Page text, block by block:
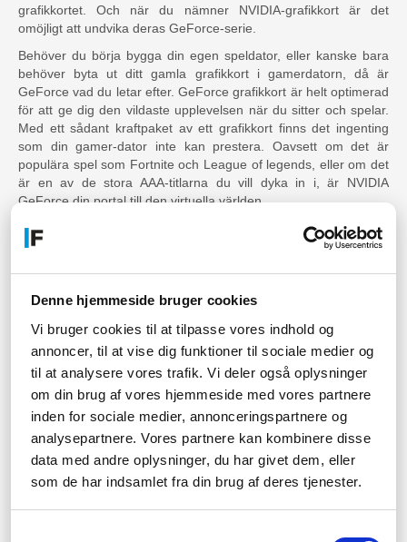
Denne hjemmeside bruger cookies
Vi bruger cookies til at tilpasse vores indhold og
annoncer, til at vise dig funktioner til sociale medier og
til at analysere vores trafik. Vi deler også oplysninger
om din brug af vores hjemmeside med vores partnere
inden for sociale medier, annonceringspartnere og
analysepartnere. Vores partnere kan kombinere disse
data med andre oplysninger, du har givet dem, eller
som de har indsamlet fra din brug af deres tjenester.
grafikkortet. Och när du nämner NVIDIA-grafikkort är det
omöjligt att undvika deras GeForce-serie.
Behöver du börja bygga din egen speldator, eller kanske bara
behöver byta ut ditt gamla grafikkort i gamerdatorn, då är
GeForce vad du letar efter. GeForce grafikkort är helt optimerad
för att ge dig den vildaste upplevelsen när du sitter och spelar.
Med ett sådant kraftpaket av ett grafikkort finns det ingenting
som din gamer-dator inte kan prestera. Oavsett om det är
populära spel som Fortnite och League of legends, eller om det
är en av de stora AAA-titlarna du vill dyka in i, är NVIDIA
GeForce din portal till den virtuella världen.
Även om ett GeForce-grafikkort är det klart mest optimala valet,
kanske du vill titta på andra NVIDIA-grafikkort, beroende på vad
grafikkorten som kan göra att man kanske hellre ser sig om
dyra. Naturligtvis är det vettigt. Det är en fantastisk produkt att
göra och den är populär som aldrig förr. Det driver upp priset
när kvalitet och efterfrågan är så hög.
Om du inte spelar spel som drar mycket, så går det nog alldeles
utmärkt att titta på andra NVIDIA-grafikkort än bara GeForce.
De andra valen är inte dåliga, de är bara inte de mest välkända
och populära grafikkorten. Detta betyder dock inte att de inte är
Fcomputer Computers hjälpsamma medarbetare. Vår support
är redo att guida dig och svara på alla frågor du kan ha.
På Fcomputer säljer vi även olika mjukvaror och olika tjänster